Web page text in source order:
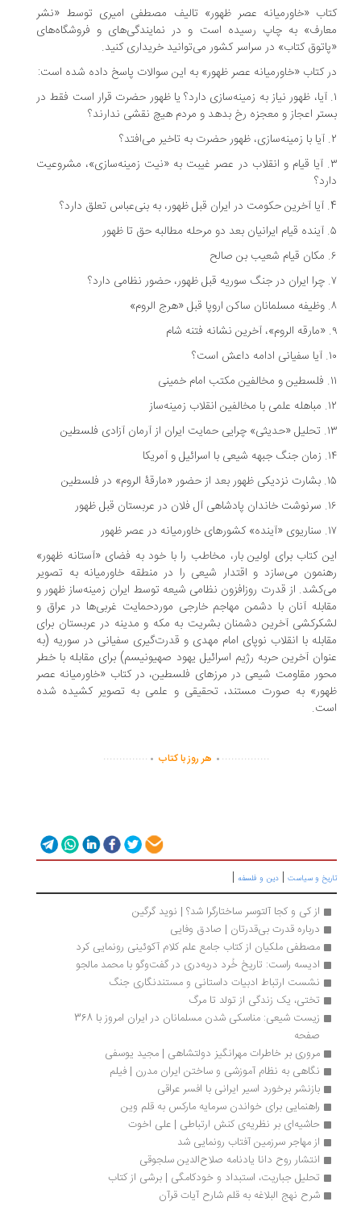
«خاورمیانه عصر ظهور» تالیف مصطفی امیری توسط «نشر
به چاپ رسیده است و در نمایندگی‌های و فروشگاه‌های
کتاب» در سراسر کشور می‌توانید خریداری کنید.
کتاب «خاورمیانه عصر ظهور» به این سوالات پاسخ داده شده است:
آیا، ظهور نیاز به زمینه‌سازی دارد؟ یا ظهور حضرت قرار است فقط در
اعجاز و معجزه رخ بدهد و مردم هیچ نقشی ندارند؟
۳. آیا قیام و انقلاب در عصر غیبت به «نیت زمینه‌سازی»، مشروعیت
کتاب برای اولین بار، مخاطب را با خود به فضای «آستانه ظهور»
می‌سازد و اقتدار شیعی را در منطقه خاورمیانه به تصویر
از قدرت روزافزون نظامی شیعه توسط ایران زمینه‌ساز ظهور و
آنان با دشمن مهاجم خارجی موردحمایت غربی‌ها در عراق و
آخرین دشمنان بشریت به مکه و مدینه در عربستان برای
با انقلاب نوپای امام مهدی و قدرت‌گیری سفیانی در سوریه (به
آخرین حربه رژیم اسرائیل یهود صهیونیسم) برای مقابله با خطر
مقاومت شیعی در مرزهای فلسطین، در کتاب «خاورمیانه عصر
به صورت مستند، تحقیقی و علمی به تصویر کشیده شده
...............
. هر روز با کتاب .
..............
و سیاست |دین و فلسفه|
از کی و کجا آلتوسر ساختارگرا شد؟ | نوید گرگین
درباره قدرت بی‌قدرتان | صادق وفایی
مصطفی ملکیان از کتاب جامع علم کلام آکوئینی رونمایی کرد
ادیسه راست: تاریخ خُرد دربه‌دری در گفت‌وگو با محمد مالجو
نشست ارتباط ادبیات داستانی و مستندنگاری جنگ
تختی، یک زندگی از تولد تا مرگ
زیست شیعی: مناسکی شدن مسلمانان در ایران امروز با 368
مروری بر خاطرات مهرانگیز دولتشاهی | مجید یوسفی
نگاهی به نظام آموزشی و ساختن ایران مدرن | فیلم
بازنشر برخورد اسیر ایرانی با افسر عراقی
راهنمایی برای خواندن سرمایه مارکس به قلم وین
حاشیه‌ای بر نظریه‌ی کنش ارتباطی | علی اخوت
از مهاجر سرزمین آفتاب رونمایی شد
انتشار روح دانا یادنامه صلاح‌الدین سلجوقی
ت‍ح‍ل‍ی‍ل جباریت، اس‍ت‍ب‍داد و خ‍ودک‍ام‍گ‍ی‌ | برشی از کتاب
شرح نهج البلاغه به قلم شارح آیات قرآن